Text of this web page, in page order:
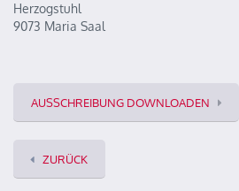
Herzogstuhl
9073 Maria Saal
AUSSCHREIBUNG DOWNLOADEN
ZURÜCK